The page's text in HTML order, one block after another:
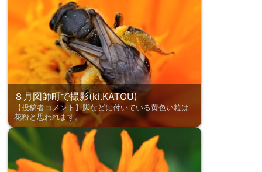
８月図師町で撮影(ki.KATOU)
【投稿者コメント】脚などに付いている黄色い粒は
花粉と思われます。